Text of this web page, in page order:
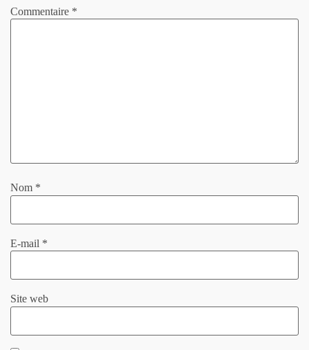
Commentaire *
Nom *
E-mail *
Site web